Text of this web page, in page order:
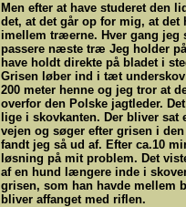
Men efter at have studeret den
det, at det går op for mig, at
imellem træerne. Hver gang
passere næste træ Jeg holder
have holdt direkte på bladet i
Grisen løber ind i tæt underskov
200 meter henne og jeg tror at
overfor den Polske jagtleder.
lige i skovkanten. Der bliver
vejen og søger efter grisen i
fandt jeg så ud af. Efter ca.10
løsning på mit problem. Det
af en hund længere inde i
grisen, som han havde mellem
bliver affanget med riflen.